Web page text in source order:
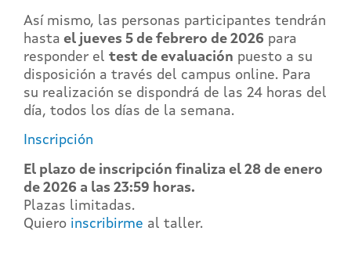
Así mismo, las personas participantes tendrán
hasta el jueves 5 de febrero de 2026 para
responder el test de evaluación puesto a su
disposición a través del campus online. Para
su realización se dispondrá de las 24 horas del
día, todos los días de la semana.
Inscripción
El plazo de inscripción finaliza el 28 de enero
de 2026 a las 23:59 horas.
Plazas limitadas.
Quiero inscribirme al taller.